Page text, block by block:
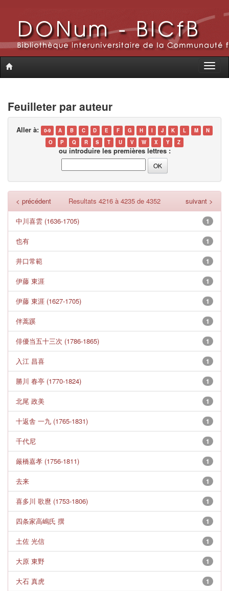
Toggle
Feuilleter par auteur
Aller à: 0-9 A B C D E F G H I J K L M
N
O
P Q R S T U V W X Y Z
ou introduire les premières lettres :
Resultats 4216 à 4235 de 4352
< précédent suivant >
中川喜雲 (1636-1705) 1
也有 1
井口常範 1
伊藤 東涯 1
伊藤 東涯 (1627-1705) 1
伴蒿蹊 1
俳優当五十三次 (1786-1865) 1
入江 昌喜 1
勝川 春亭 (1770-1824) 1
北尾 政美 1
十返舎 一九 (1765-1831) 1
千代尼 1
厳橋嘉孝 (1756-1811) 1
去来 1
喜多川 歌麿 (1753-1806) 1
四条家高嶋氏 撰 1
土佐 光信 1
大原 東野 1
大石 真虎 1